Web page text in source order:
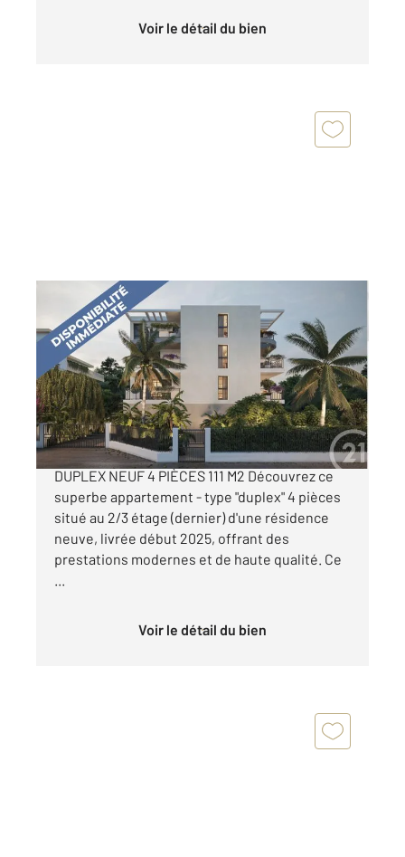
Voir le détail du bien
ANTIBES 06
111,28 m2, 4 pièces
Ref : 178
Appartement Duplex à vendre
849 000 €
ANTIBES - PROCHE CENTRE & PLAGES --
DUPLEX NEUF 4 PIÈCES 111 M2 Découvrez ce
superbe appartement - type "duplex" 4 pièces
situé au 2/3 étage (dernier) d'une résidence
neuve, livrée début 2025, offrant des
prestations modernes et de haute qualité. Ce
...
Voir le détail du bien